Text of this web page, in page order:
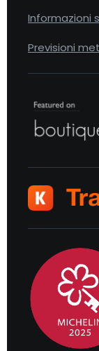
Informazioni
Previsioni